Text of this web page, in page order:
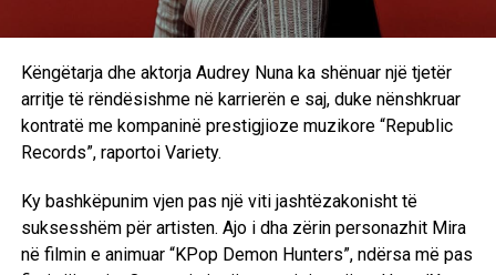
Këngëtarja dhe aktorja Audrey Nuna ka shënuar një tjetër
arritje të rëndësishme në karrierën e saj, duke nënshkruar
kontratë me kompaninë prestigjioze muzikore “Republic
Records”, raportoi Variety.
Ky bashkëpunim vjen pas një viti jashtëzakonisht të
suksesshëm për artisten. Ajo i dha zërin personazhit Mira
në filmin e animuar “KPop Demon Hunters”, ndërsa më pas